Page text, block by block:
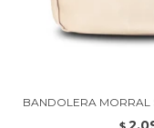
BANDOLERA MORRAL